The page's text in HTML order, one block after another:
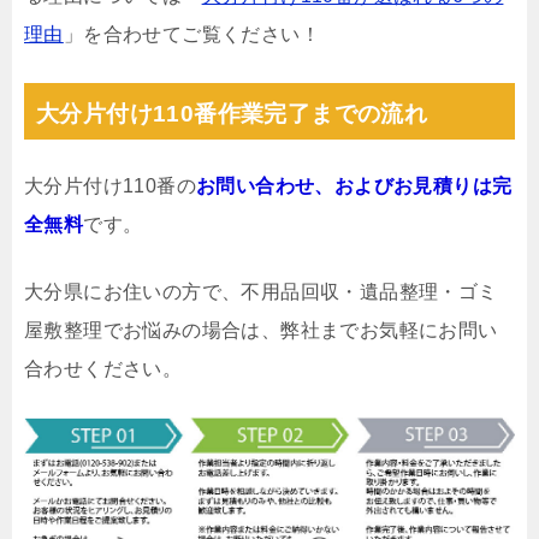
理由 」を合わせてご覧ください！
大分片付け110番作業完了までの流れ
大分片付け110番のお問い合わせ、およびお見積りは完
全無料です。
大分県にお住いの方で、不用品回収・遺品整理・ゴミ
屋敷整理でお悩みの場合は、弊社までお気軽にお問い
合わせください。